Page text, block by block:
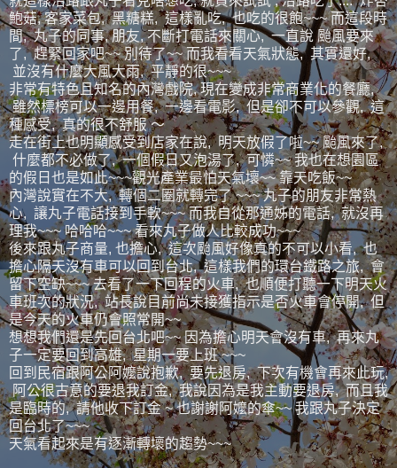
鮑菇, 客家菜包, 黑糖糕, 這樣亂吃, 也吃的很飽~~~ 而這段時
間, 丸子的同事, 朋友, 不斷打電話來關心, 一直說 颱風要來
了, 趕緊回家吧~~ 別待了~~ 而我看看天氣狀態, 其實還好,
並沒有什麼大風大雨, 平靜的很~~~
非常有特色且知名的內灣戲院, 現在變成非常商業化的餐廳,
雖然標榜可以一邊用餐, 一邊看電影, 但是卻不可以參觀, 這
種感受, 真的很不舒服 ～
走在街上也明顯感受到店家在說, 明天放假了啦~~ 颱風來了,
什麼都不必做了, 一個假日又泡湯了, 可憐~~ 我也在想園區
的假日也是如此~~~觀光產業最怕天氣壞~~ 靠天吃飯~~
內灣說實在不大, 轉個二圈就轉完了 ~~~ 丸子的朋友非常熱
心, 讓丸子電話接到手軟~~~ 而我自從那通姊的電話, 就沒再
理我~~~ 哈哈哈~~~ 看來丸子做人比較成功~~~
後來跟丸子商量, 也擔心, 這次颱風好像真的不可以小看, 也
擔心隔天沒有車可以回到台北, 這樣我們的環台鐵路之旅, 會
留下空缺~~~ 去看了一下回程的火車, 也順便打聽一下明天火
車班次的狀況, 站長說目前尚未接獲指示是否火車會停開, 但
是今天的火車仍會照常開~~
想想我們還是先回台北吧~~ 因為擔心明天會沒有車, 再來丸
子一定要回到高雄, 星期一要上班 ~~~
回到民宿跟阿公阿嬤說抱歉, 要先退房, 下次有機會再來此玩,
阿公很古意的要退我訂金, 我說因為是我主動要退房, 而且我
是臨時的, 請他收下訂金 ~ 也謝謝阿嬤的傘~~ 我跟丸子決定
回台北了~~~
天氣看起來是有逐漸轉壞的趨勢~~~